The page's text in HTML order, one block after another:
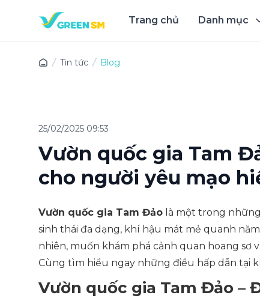
Trang chủ Danh mục
Tin tức Blog
25/02/2025 09:53
Vườn quốc gia Tam
cho người yêu mạo
Vườn quốc gia Tam Đảo là một trong
sinh thái đa dạng, khí hậu mát mẻ quanh
nhiên, muốn khám phá cảnh quan hoang
Cùng tìm hiểu ngay những điều hấp dẫn tại
Vườn quốc gia Tam Đảo –